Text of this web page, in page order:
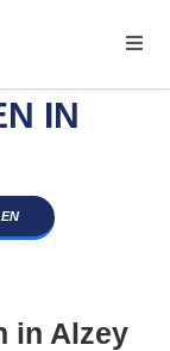
IN
in Alzey